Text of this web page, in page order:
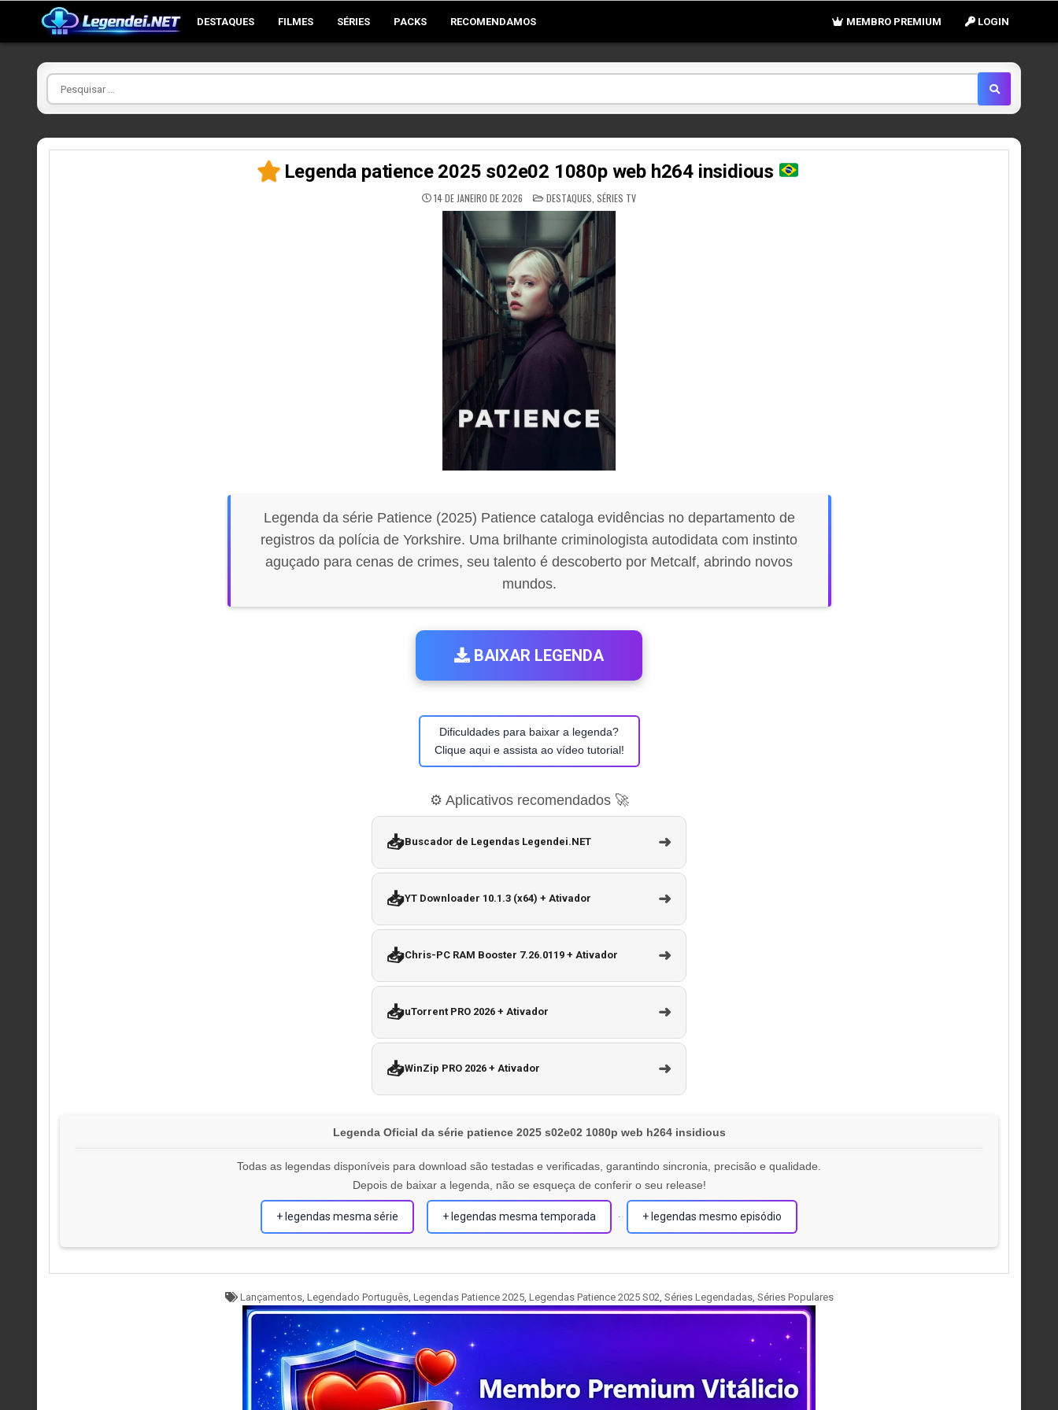
DESTAQUES FILMES SÉRIES PACKS RECOMENDAMOS LOGIN
MEMBRO PREMIUM
Pesquisar
por
Legenda patience 2025 s02e02 1080p web h264 insidious
14 DE JANEIRO DE 2026 POSTED
IN
DESTAQUES SÉRIES TV
Legenda da série Patience (2025) Patience cataloga evidências no departamento de
registros da polícia de Yorkshire. Uma brilhante criminologista autodidata com instinto
aguçado para cenas de crimes, seu talento é descoberto por Metcalf, abrindo novos
mundos.
BAIXAR LEGENDA
Dificuldades para baixar a legenda?
Clique aqui e assista ao vídeo tutorial!
⚙️ Aplicativos recomendados 🚀
📥Buscador de Legendas Legendei.NET ➜
📥YT Downloader 10.1.3 (x64) + Ativador ➜
📥Chris-PC RAM Booster 7.26.0119 + Ativador ➜
📥uTorrent PRO 2026 + Ativador ➜
📥WinZip PRO 2026 + Ativador ➜
Legenda Oficial da série patience 2025 s02e02 1080p web h264 insidious
Todas as legendas disponíveis para download são testadas e verificadas, garantindo sincronia, precisão e qualidade.
Depois de baixar a legenda, não se esqueça de conferir o seu release!
+ legendas mesma série + legendas mesma temporada · + legendas mesmo episódio
Tagged
Lançamentos, Legendado Português, Legendas Patience 2025, Legendas Patience 2025 S02 Séries Legendadas, Séries Populares